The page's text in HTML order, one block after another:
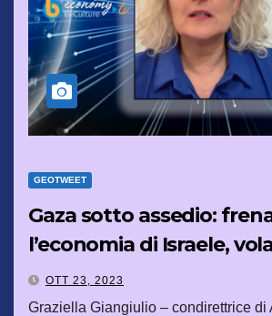
GEOTWEET
Gaza sotto assedio:
l’economia di Israele,
delle armi Usa
OTT 23, 2023
Graziella Giangiulio – condirettrice di